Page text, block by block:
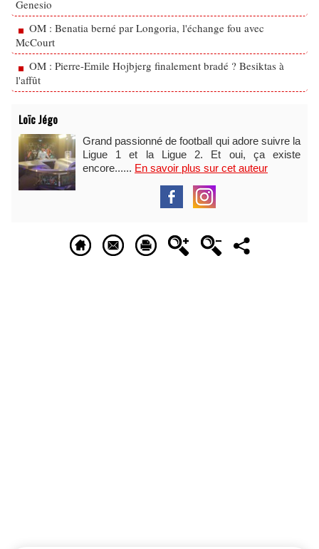
Genesio
OM : Benatia berné par Longoria, l'échange fou avec
McCourt
OM : Pierre-Emile Hojbjerg finalement bradé ? Besiktas à
l'affût
Loïc Jégo
Grand passionné de football qui adore suivre la
Ligue 1 et la Ligue 2. Et oui, ça existe
encore...... En savoir plus sur cet auteur